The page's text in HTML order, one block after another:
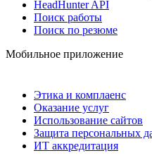
HeadHunter API
Поиск работы
Поиск по резюме
Мобильное приложение
Этика и комплаенс
Оказание услуг
Использование сайтов
Защита персональных
ИТ аккредитация